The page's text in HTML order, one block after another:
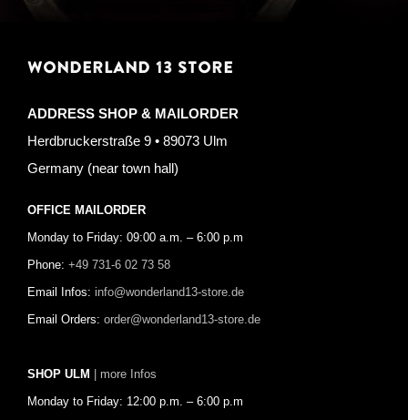
WONDERLAND 13 STORE
ADDRESS SHOP & MAILORDER
Herdbruckerstraße 9 • 89073 Ulm
Germany (near town hall)
OFFICE MAILORDER
Monday to Friday: 09:00 a.m. – 6:00 p.m
Phone: +49 731-6 02 73 58
Email Infos: info@wonderland13-store.de
Email Orders: order@wonderland13-store.de
SHOP ULM | more Infos
Monday to Friday: 12:00 p.m. – 6:00 p.m